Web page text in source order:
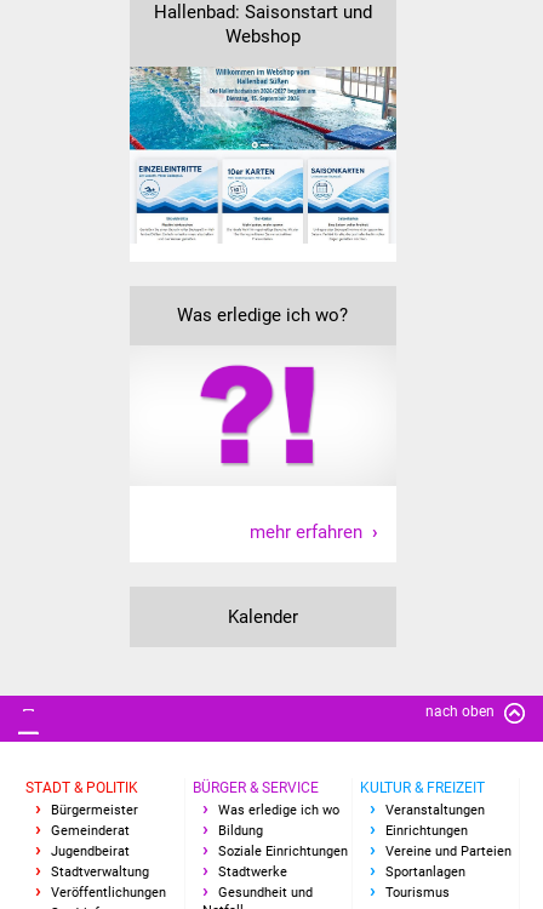
Seniorenwohn- und
Familien
Familientreff
Kinder und Jugendliche
Freundeskreis Asyl
Wohnimmobilien +
Wirtschaftsförderung
Gewerbeimmobilien
Hallenbad: Saisonstart und
Webshop
Was erledige ich wo?
mehr erfahren
Kalender
nach oben
STADT & POLITIK
Bürgermeister
Gemeinderat
Jugendbeirat
Stadtverwaltung
Veröffentlichungen
BÜRGER & SERVICE
Was erledige ich wo
Bildung
Soziale Einrichtungen
Stadtwerke
Gesundheit und
KULTUR & FREIZEIT
Veranstaltungen
Einrichtungen
Vereine und Parteien
Sportanlagen
Tourismus